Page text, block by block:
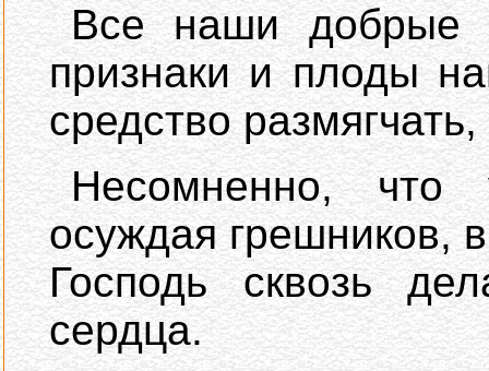
Все наши добрые
признаки и плоды
средство
Несомненно, что
осуждая грешников,
Господь сквозь
сердца.